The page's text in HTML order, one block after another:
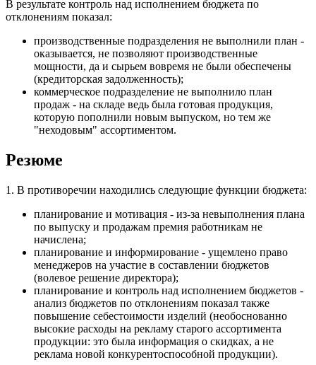
В результате контроль над исполнением бюджета по
отклонениям показал:
производственные подразделения не выполнили план -
оказывается, не позволяют производственные
мощности, да и сырьем вовремя не были обеспечены
(кредиторская задолженность);
коммерческое подразделение не выполнило план
продаж - на складе ведь была готовая продукция,
которую пополнили новым выпуском, но тем же
"неходовым" ассортиментом.
Резюме
1. В противоречии находились следующие функции бюджета:
планирование и мотивация - из-за невыполнения плана
по выпуску и продажам премия работникам не
начислена;
планирование и информирование - ущемлено право
менеджеров на участие в составлении бюджетов
(волевое решение директора);
планирование и контроль над исполнением бюджетов -
анализ бюджетов по отклонениям показал также
повышение себестоимости изделий (необоснованно
высокие расходы на рекламу старого ассортимента
продукции: это была информация о скидках, а не
реклама новой конкурентоспособной продукции).